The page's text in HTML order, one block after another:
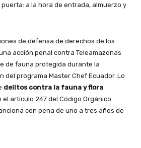
a la hora de entrada, almuerzo y
de defensa de derechos de los
acción penal contra Teleamazonas
de fauna protegida durante la
del programa Master Chef Ecuador. Lo
delitos contra la fauna y flora
artículo 247 del Código Orgánico
con pena de uno a tres años de